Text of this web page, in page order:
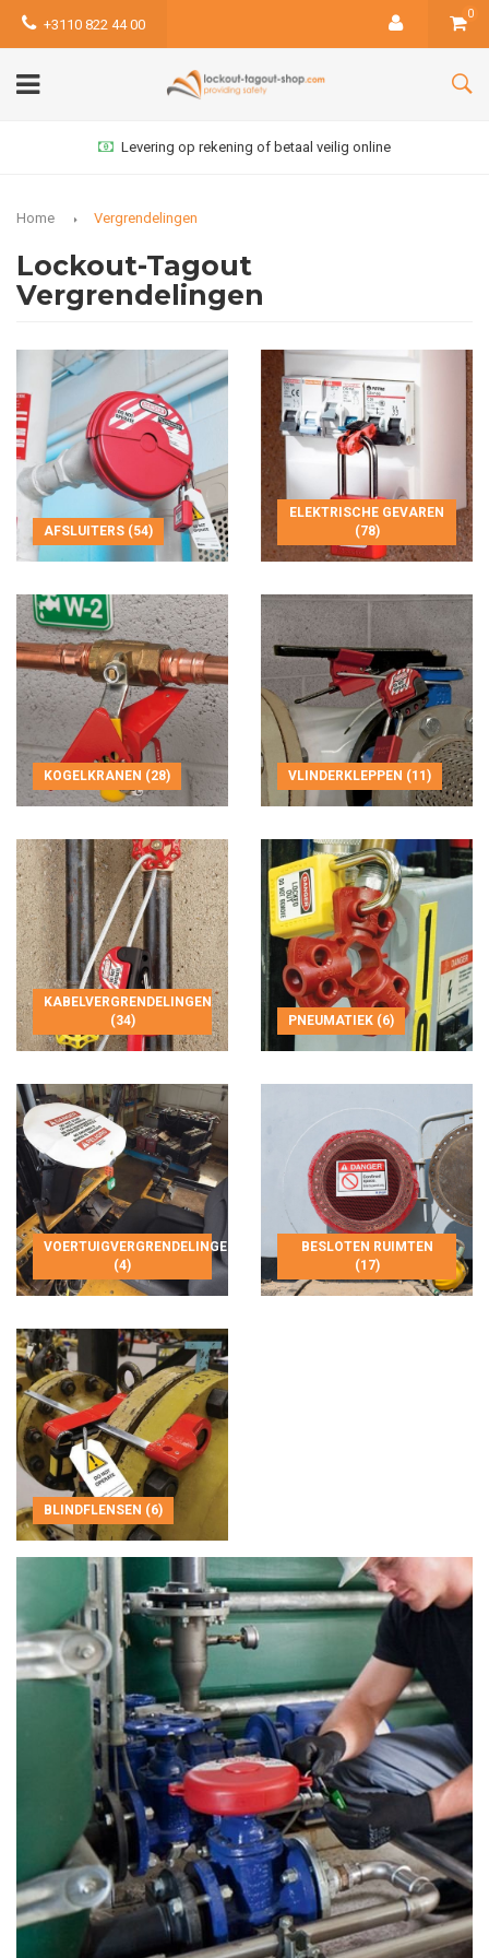
+3110 822 44 00
0
Levering op rekening of betaal veilig online
Home Vergrendelingen
Lockout-Tagout
Vergrendelingen
AFSLUITERS (54)
ELEKTRISCHE GEVAREN
(78)
KOGELKRANEN (28) VLINDERKLEPPEN (11)
KABELVERGRENDELINGEN
(34)
PNEUMATIEK (6)
VOERTUIGVERGRENDELINGEN
(4)
BESLOTEN RUIMTEN
(17)
BLINDFLENSEN (6)